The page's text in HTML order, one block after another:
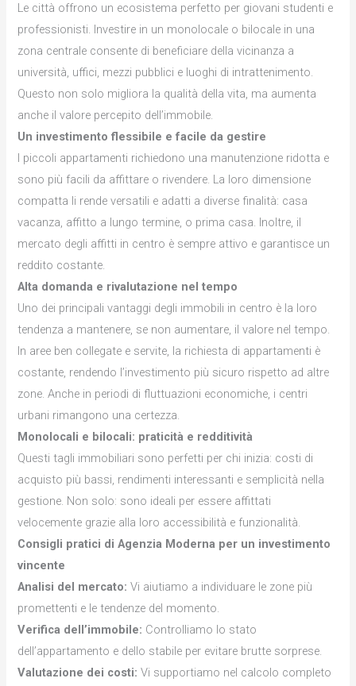
Le città offrono un ecosistema perfetto per giovani studenti e
professionisti. Investire in un monolocale o bilocale in una
zona centrale consente di beneficiare della vicinanza a
università, uffici, mezzi pubblici e luoghi di intrattenimento.
Questo non solo migliora la qualità della vita, ma aumenta
anche il valore percepito dell’immobile.
Un investimento flessibile e facile da gestire
I piccoli appartamenti richiedono una manutenzione ridotta e
sono più facili da affittare o rivendere. La loro dimensione
compatta li rende versatili e adatti a diverse finalità: casa
vacanza, affitto a lungo termine, o prima casa. Inoltre, il
mercato degli affitti in centro è sempre attivo e garantisce un
reddito costante.
Alta domanda e rivalutazione nel tempo
Uno dei principali vantaggi degli immobili in centro è la loro
tendenza a mantenere, se non aumentare, il valore nel tempo.
In aree ben collegate e servite, la richiesta di appartamenti è
costante, rendendo l’investimento più sicuro rispetto ad altre
zone. Anche in periodi di fluttuazioni economiche, i centri
urbani rimangono una certezza.
Monolocali e bilocali: praticità e redditività
Questi tagli immobiliari sono perfetti per chi inizia: costi di
acquisto più bassi, rendimenti interessanti e semplicità nella
gestione. Non solo: sono ideali per essere affittati
velocemente grazie alla loro accessibilità e funzionalità.
Consigli pratici di Agenzia Moderna per un investimento
vincente
Analisi del mercato: Vi aiutiamo a individuare le zone più
promettenti e le tendenze del momento.
Verifica dell’immobile: Controlliamo lo stato
dell’appartamento e dello stabile per evitare brutte sorprese.
Valutazione dei costi: Vi supportiamo nel calcolo completo